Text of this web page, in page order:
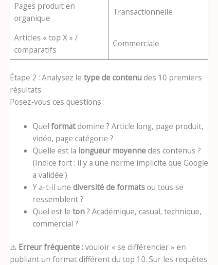
Pages produit en
organique
Transactionnelle
Articles « top X » /
comparatifs
Commerciale
Étape 2 : Analysez le type de contenudes 10 premiers
résultats
Posez-vous ces questions :
Quel formatdomine ? Article long, page produit,
vidéo, page catégorie ?
Quelle est la longueur moyennedes contenus ?
(Indice fort : il y a une norme implicite que Google
a validée.)
Y a-t-il une diversité de formatsou tous se
ressemblent ?
Quel est le ton? Académique, casual, technique,
commercial ?
⚠️ Erreur fréquente :vouloir « se différencier » en
publiant un format différent du top 10. Sur les requêtes